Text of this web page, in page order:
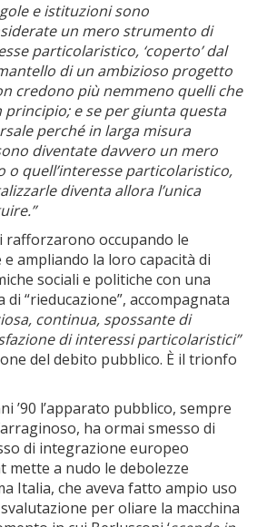
e istituzioni sono
un mero strumento di
particolaristico, ‘coperto’ dal
di un ambizioso progetto
credono più nemmeno quelli che
principio; e se per giunta questa
perché in larga misura
diventate davvero un mero
quell’interesse particolaristico,
diventa allora l’unica
occupando le
ampliando la loro capacità di
sociali e politiche con una
“rieducazione”, accompagnata
continua, spossante di
di interessi particolaristici”
del debito pubblico. È il trionfo
’90 l’apparato pubblico, sempre
ha ormai smesso di
di integrazione europeo
mette a nudo le debolezze
Italia, che aveva fatto ampio uso
per oliare la macchina